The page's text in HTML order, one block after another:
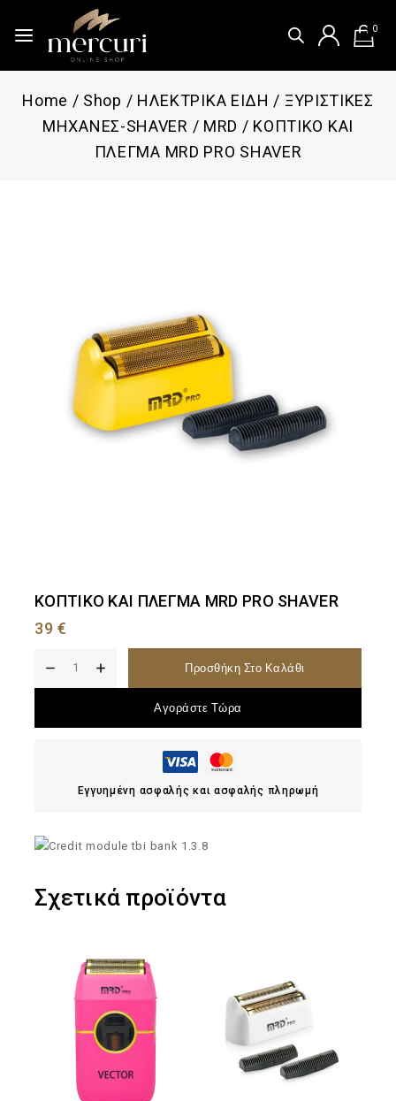
0
Home / Shop / ΗΛΕΚΤΡΙΚΑ ΕΙΔΗ / ΞΥΡΙΣΤΙΚΕΣ
ΜΗΧΑΝΕΣ-SHAVER / MRD / ΚΟΠΤΙΚΟ ΚΑΙ
ΠΛΕΓΜΑ MRD PRO SHAVER
ΚΟΠΤΙΚΟ ΚΑΙ ΠΛΕΓΜΑ MRD PRO SHAVER
39€
Προσθήκη Στο Καλάθι
Αγοράστε Τώρα
Εγγυημένη ασφαλής και ασφαλής πληρωμή
Σχετικά προϊόντα